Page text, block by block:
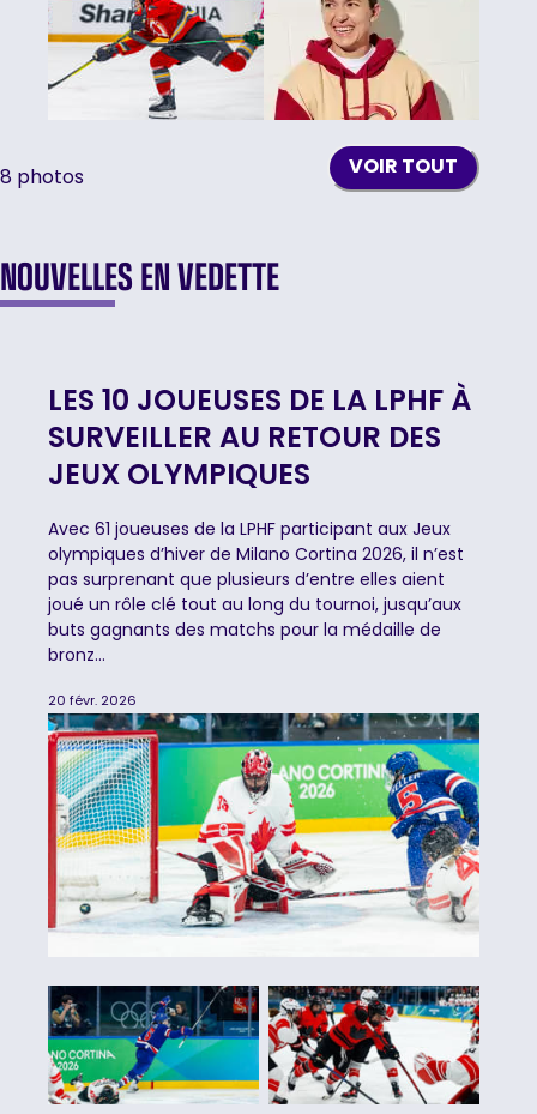
8 photos VOIR TOUT
NOUVELLES EN VEDETTE
LES 10 JOUEUSES DE LA LPHF À
SURVEILLER AU RETOUR DES
JEUX OLYMPIQUES
Avec 61 joueuses de la LPHF participant aux Jeux
olympiques d’hiver de Milano Cortina 2026, il n’est
pas surprenant que plusieurs d’entre elles aient
joué un rôle clé tout au long du tournoi, jusqu’aux
buts gagnants des matchs pour la médaille de
bronz...
20 févr. 2026